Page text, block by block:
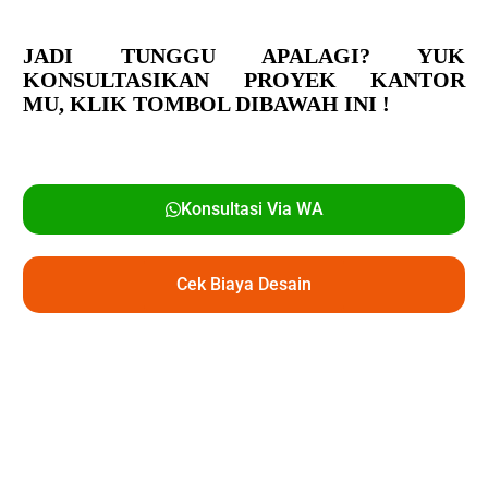
JADI TUNGGU APALAGI? YUK
KONSULTASIKAN PROYEK KANTOR
MU,KLIK TOMBOL DIBAWAH INI !
Konsultasi Via WA
Cek Biaya Desain